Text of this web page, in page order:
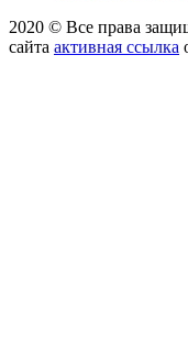
2020 © Все права
сайта активная ссылка